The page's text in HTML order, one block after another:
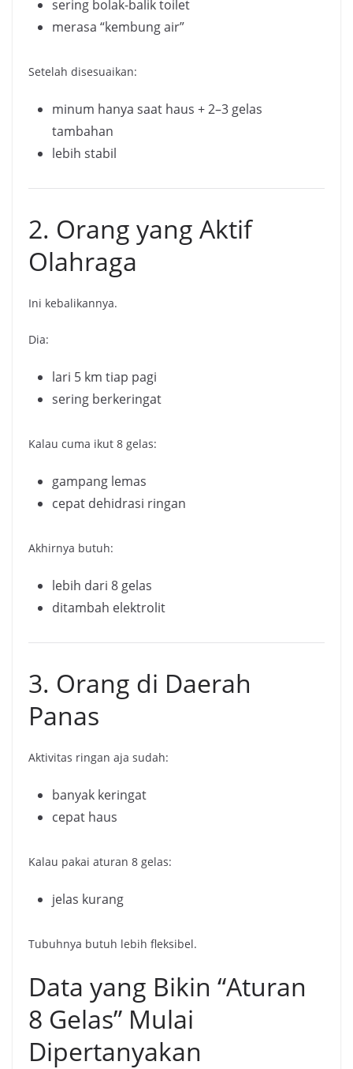
sering bolak-balik toilet
merasa “kembung air”
Setelah disesuaikan:
minum hanya saat haus + 2–3 gelas
tambahan
lebih stabil
2. Orang yang Aktif
Olahraga
Ini kebalikannya.
Dia:
lari 5 km tiap pagi
sering berkeringat
Kalau cuma ikut 8 gelas:
gampang lemas
cepat dehidrasi ringan
Akhirnya butuh:
lebih dari 8 gelas
ditambah elektrolit
3. Orang di Daerah
Panas
Aktivitas ringan aja sudah:
banyak keringat
cepat haus
Kalau pakai aturan 8 gelas:
jelas kurang
Tubuhnya butuh lebih fleksibel.
Data yang Bikin “Aturan
8 Gelas” Mulai
Dipertanyakan